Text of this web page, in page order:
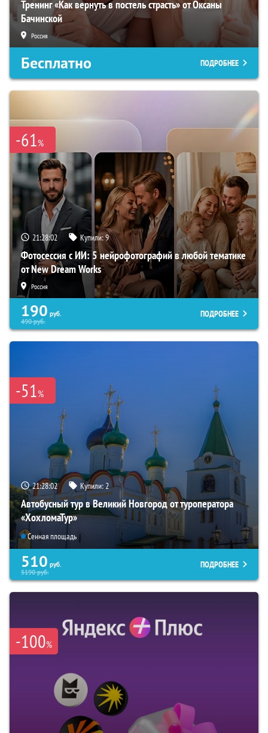
Тренинг «Как вернуть в постель страсть» от Оксаны
Бачинской
Россия
Бесплатно ПОДРОБНЕЕ
-61%
21:28:01 Купили:9
Фотосессия с ИИ: 5 нейрофотографий в любой тематике
от New Dream Works
Россия
190 руб.
490руб.
ПОДРОБНЕЕ
-51%
21:28:01 Купили:2
Автобусный тур в Великий Новгород от туроператора
«ХохломаТур»
Сенная площадь
510 руб.
5190руб.
ПОДРОБНЕЕ
-100%